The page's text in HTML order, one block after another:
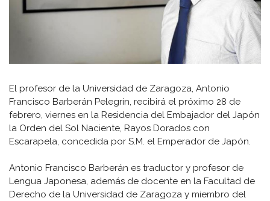
El profesor de la Universidad de Zaragoza, Antonio
Francisco Barberán Pelegrín, recibirá el próximo 28 de
febrero, viernes en la Residencia del Embajador del Japón
la Orden del Sol Naciente, Rayos Dorados con
Escarapela, concedida por S.M. el Emperador de Japón.
Antonio Francisco Barberán es traductor y profesor de
Lengua Japonesa, además de docente en la Facultad de
Derecho de la Universidad de Zaragoza y miembro del